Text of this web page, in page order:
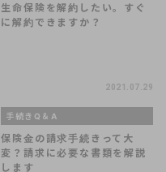
生命保険を解約したい。すぐ
に解約できますか？
2021.07.29
手続きQ＆A
保険金の請求手続きって大
変？請求に必要な書類を解説
します